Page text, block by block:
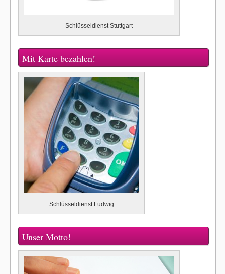
Schlüsseldienst Stuttgart
Mit Karte bezahlen!
Schlüsseldienst Ludwig
Unser Motto!